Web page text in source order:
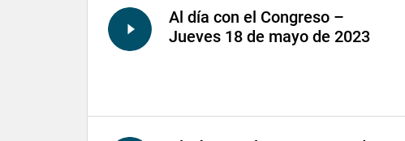
Al día con el Congreso –
Jueves 18 de mayo de 2023